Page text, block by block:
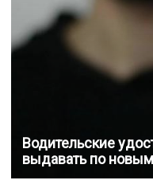
Водительские
выдавать по